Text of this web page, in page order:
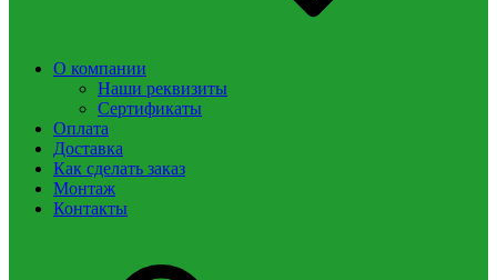
О компании
Наши реквизиты
Сертификаты
Оплата
Доставка
Как сделать заказ
Монтаж
Контакты